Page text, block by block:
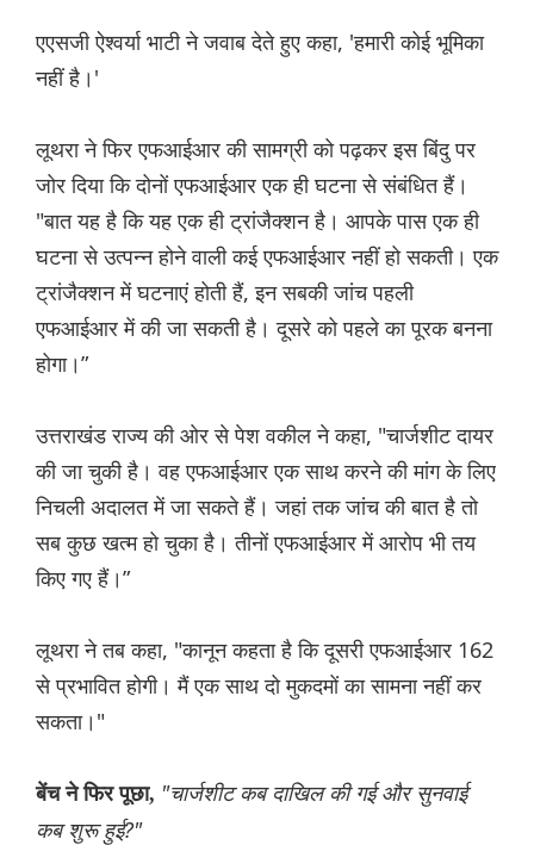
एएसजी ऐश्वर्या भाटी ने जवाब देते हुए कहा, 'हमारी कोई भूमिका
नहीं है।'
लूथरा ने फिर एफआईआर की सामग्री को पढ़कर इस बिंदु पर
जोर दिया कि दोनों एफआईआर एक ही घटना से संबंधित हैं।
"बात यह है कि यह एक ही ट्रांजैक्शन है। आपके पास एक ही
घटना से उत्पन्न होने वाली कई एफआईआर नहीं हो सकती। एक
ट्रांजैक्शन में घटनाएं होती हैं, इन सबकी जांच पहली
एफआईआर में की जा सकती है। दूसरे को पहले का पूरक बनना
होगा।”
उत्तराखंड राज्य की ओर से पेश वकील ने कहा, "चार्जशीट दायर
की जा चुकी है। वह एफआईआर एक साथ करने की मांग के लिए
निचली अदालत में जा सकते हैं। जहां तक ​​जांच की बात है तो
सब कुछ खत्म हो चुका है। तीनों एफआईआर में आरोप भी तय
किए गए हैं।”
लूथरा ने तब कहा, "कानून कहता है कि दूसरी एफआईआर 162
से प्रभावित होगी। मैं एक साथ दो मुकदमों का सामना नहीं कर
सकता।"
बेंच ने फिर पूछा, "चार्जशीट कब दाखिल की गई और सुनवाई
कब शुरू हुई?"